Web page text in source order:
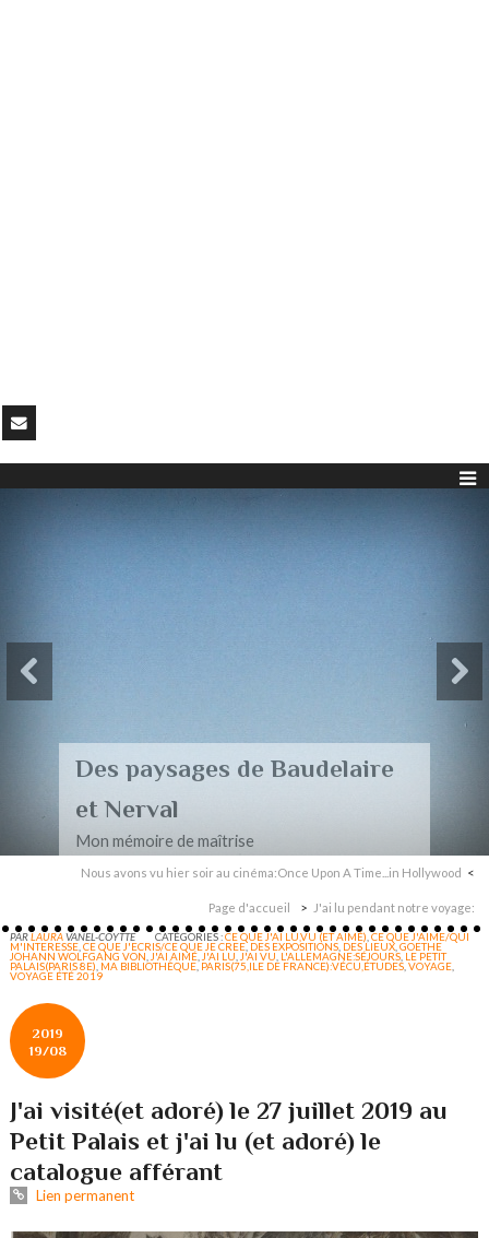
Des paysages de Baudelaire
et Nerval
Mon mémoire de maîtrise
Nous avons vu hier soir au cinéma:Once Upon A Time...in Hollywood
Page d'accueil J'ai lu pendant notre voyage:
PARLAURAVANEL-COYTTE CATÉGORIES :CE QUE J'AI LU,VU (ET AIMÉ) ,CE QUE J'AIME/QUI
M'INTERESSE ,CE QUE J'ECRIS/CE QUE JE CREE, DES EXPOSITIONS DES LIEUX ,GOETHE
JOHANN WOLFGANG VON J'AI AIMÉ J'AI LU J'AI VU L'ALLEMAGNE:SÉJOURS LE PETIT
PALAIS(PARIS 8E) MA BIBLIOTHÈQUE,PARIS(75,ILE DE FRANCE):VÉCU,ÉTUDES ,VOYAGE
VOYAGE ÉTÉ 2019
2019
19/08
J'ai visité(et adoré) le 27 juillet 2019 au
Petit Palais et j'ai lu (et adoré) le
catalogue afférant
Lien permanent